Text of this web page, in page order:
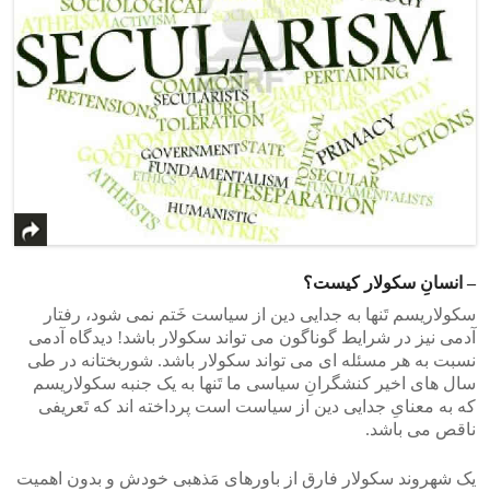
– انسانِ سکولار کیست؟
سکولاریسم تَنها به جدایی دین از سیاست خَتم نمی شود، رفتار
آدمی نیز در شرایط گوناگون می تواند سکولار باشد! دیدگاه آدمی
نسبت به هر مسئله ای می تواند سکولار باشد. شوربختانه در طی
سال های اخیر کنشگرانِ سیاسی ما تَنها به یک جنبه سکولاریسم
که به معنایِ جدایی دین از سیاست است پرداخته اند که تَعریفی
ناقص می باشد.
یک شهروند سکولار فارق از باورهای مَذهبی خودش و بدون اهمیت